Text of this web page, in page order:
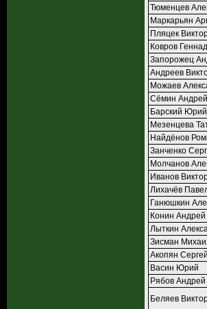
Тюменцев
Маркарьян
Пляцек
Ковров
Запорожец
Андреев
Можаев
Сёмин Андрей
Барский Юрий
Мезенцева
Найдёнов
Занченко
Молчанов
Иванов
Лихачёв
Ганюшкин
Конин Андрей
Лыткин
Зисман
Акопян Сергей
Васин Юрий
Рябов Андрей
Беляев